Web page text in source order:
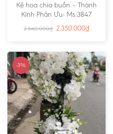
Kệ hoa chia buồn – Thành
Kính Phân Ưu- Ms:3847
2.540.000₫ 2.350.000₫
-3%